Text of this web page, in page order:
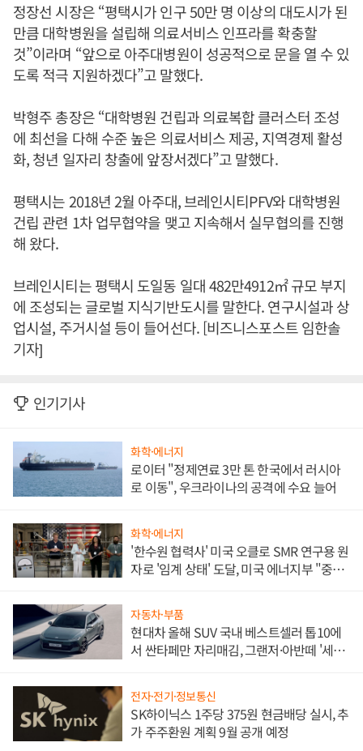
정장선 시장은 “평택시가 인구 50만 명 이상의 대도시가 된
만큼 대학병원을 설립해 의료서비스 인프라를 확충할
것”이라며 “앞으로 아주대병원이 성공적으로 문을 열 수 있
도록 적극 지원하겠다”고 말했다.
박형주 총장은 “대학병원 건립과 의료복합 클러스터 조성
에 최선을 다해 수준 높은 의료서비스 제공, 지역경제 활성
화, 청년 일자리 창출에 앞장서겠다”고 말했다.
평택시는 2018년 2월 아주대, 브레인시티PFV와 대학병원
건립 관련 1차 업무협약을 맺고 지속해서 실무협의를 진행
해 왔다.
브레인시티는 평택시 도일동 일대 482만4912㎡ 규모 부지
에 조성되는 글로벌 지식기반도시를 말한다. 연구시설과 상
업시설, 주거시설 등이 들어선다. [비즈니스포스트 임한솔
기자]
인기기사
화학·에너지
로이터 "정제연료 3만 톤 한국에서 러시아
로 이동", 우크라이나의 공격에 수요 늘어
화학·에너지
'한수원 협력사' 미국 오클로 SMR 연구용 원
자로 '임계 상태' 도달, 미국 에너지부 "중요
자동차·부품
현대차 올해 SUV 국내 베스트셀러 톱10에
서 싼타페만 자리매김, 그랜저·아반떼 '세단
전자·전기·정보통신
SK하이닉스 1주당 375원 현금배당 실시, 추
가 주주환원 계획 9월 공개 예정